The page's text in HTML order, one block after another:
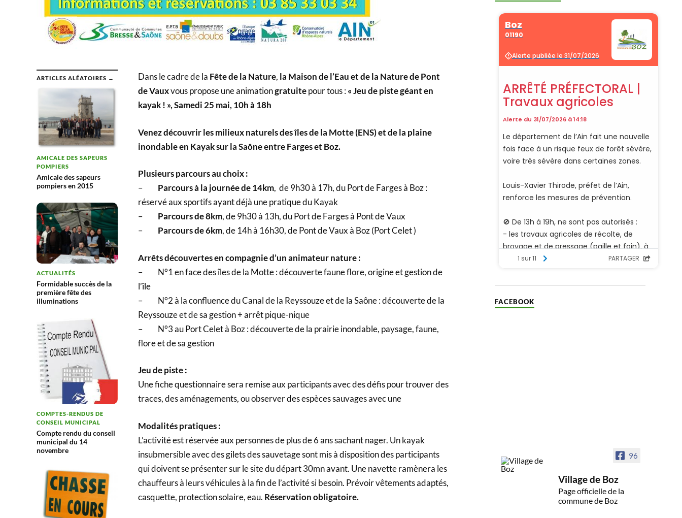
ARTICLES ALÉATOIRES →
AMICALE DES SAPEURS
POMPIERS
Amicale des sapeurs
pompiers en 2015
ACTUALITÉS
Formidable succès de la
première fête des
illuminations
COMPTES-RENDUS DE
CONSEIL MUNICIPAL
Compte rendu du conseil
municipal du 14
novembre
Dans le cadre de la Fête de la Nature, la Maison de l’Eau et de la Nature de Pont
de Vauxvous propose une animationgratuitepour tous :« Jeu de piste géant en
kayak ! »,Samedi 25 mai, 10h à 18h
Venez découvrir les milieux naturels des îles de la Motte (ENS) et de la plaine
inondable en Kayak sur la Saône entre Farges et Boz.
Plusieurs parcours au choix :
– Parcours à la journée de 14km, de 9h30 à 17h, du Port de Farges à Boz :
réservé aux sportifs ayant déjà une pratique du Kayak
– Parcours de 8km, de 9h30 à 13h, du Port de Farges à Pont de Vaux
– Parcours de 6km, de 14h à 16h30, de Pont de Vaux à Boz (Port Celet )
Arrêts découvertes en compagnie d’un animateur nature :
– N°1 en face des îles de la Motte : découverte faune flore, origine et gestion de
l’île
– N°2 à la confluence du Canal de la Reyssouze et de la Saône : découverte de la
Reyssouze et de sa gestion + arrêt pique-nique
– N°3 au Port Celet à Boz : découverte de la prairie inondable, paysage, faune,
flore et de sa gestion
Jeu de piste :
Une fiche questionnaire sera remise aux participants avec des défis pour trouver des
traces, des aménagements, ou observer des espèces sauvages avec une
Modalités pratiques :
L’activité est réservée aux personnes de plus de 6 ans sachant nager. Un kayak
insubmersible avec des gilets des sauvetage sont mis à disposition des participants
qui doivent se présenter sur le site du départ 30mn avant. Une navette ramènera les
chauffeurs à leurs véhicules à la fin de l’activité si besoin. Prévoir vêtements adaptés,
casquette, protection solaire, eau. Réservation obligatoire.
FACEBOOK
96
Village de Boz
Page officielle de la
commune de Boz